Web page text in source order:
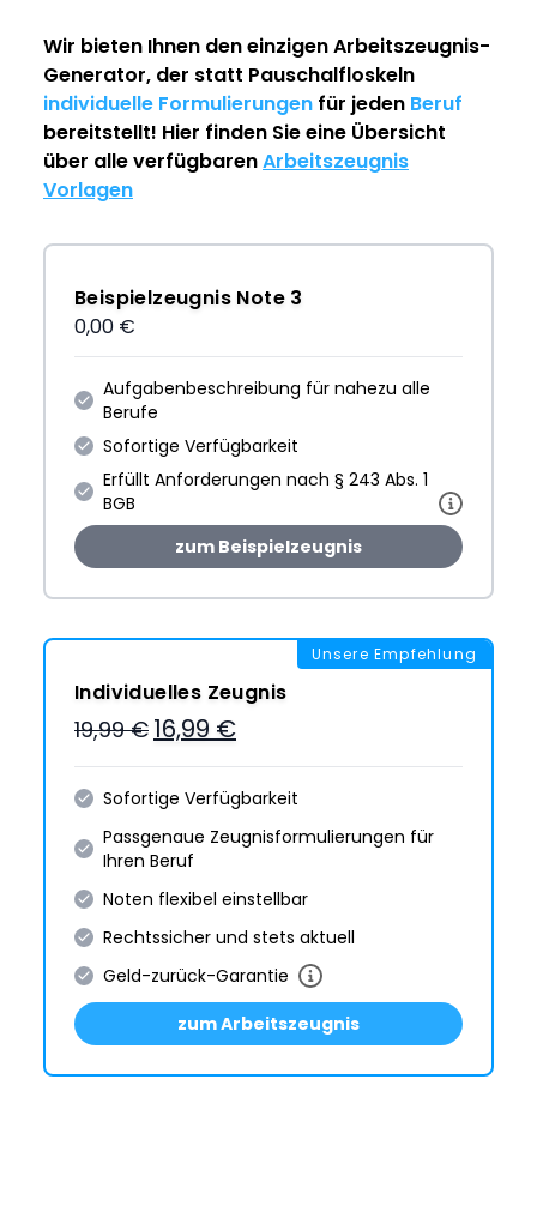
Wir bieten Ihnen den einzigenArbeitszeugnis-
Generator, der statt Pauschalfloskeln
individuelle Formulierungen für jeden Beruf
bereitstellt! Hier finden Sie eine Übersicht
über alle verfügbarenArbeitszeugnis
Vorlagen
Beispielzeugnis Note 3
0,00 €
Aufgabenbeschreibung für nahezu alle
Berufe
Sofortige Verfügbarkeit
Erfüllt Anforderungen nach § 243 Abs. 1
BGB
zum Beispielzeugnis
Unsere Empfehlung
Individuelles Zeugnis
19,99 € 16,99 €
Sofortige Verfügbarkeit
Passgenaue Zeugnis­formulie­rungen für
Ihren Beruf
Noten flexibel einstellbar
Rechtssicher und stets aktuell
Geld-zurück-Garantie
zum Arbeitszeugnis